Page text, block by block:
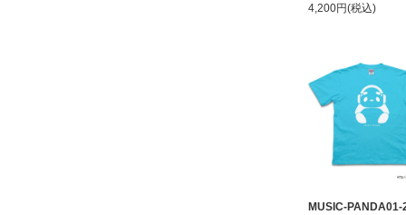
4,200円(税込)
MUSIC-PANDA01-